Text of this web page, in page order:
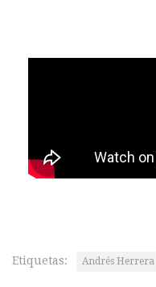
Etiquetas: Andrés Herrera